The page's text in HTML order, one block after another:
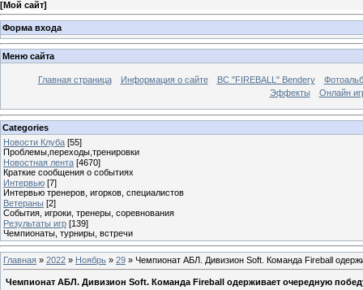
[Мой сайт]
Форма входа
Меню сайта
Главная страница Информация о сайте BC "FIREBALL" Bendery
Эффекты
Онлайн
Categories
Новости Клуба [55]
Проблемы,переходы,тренировки
Новостная лента [4670]
Краткие сообщения о событиях
Интервью [7]
Интервью тренеров, игорков, специалистов
Ветераны [2]
События, игроки, тренеры, соревнования
Результаты игр [139]
Чемпионаты, турниры, встречи
Главная » 2022 » Ноябрь » 29 » Чемпионат АБЛ. Дивизион Soft. Команда Fireball
Чемпионат АБЛ. Дивизион Soft. Команда Fireball одерживает очередную